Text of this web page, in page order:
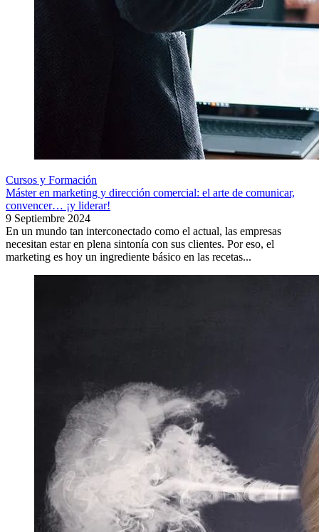
Cursos y Formación
Máster en marketing y dirección comercial: el arte de comunicar,
convencer… ¡y liderar!
9 Septiembre 2024
En un mundo tan interconectado como el actual, las empresas
necesitan estar en plena sintonía con sus clientes. Por eso, el
marketing es hoy un ingrediente básico en las recetas...